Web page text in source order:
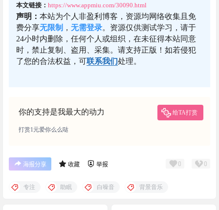
本文链接： https://www.appmiu.com/30090.html
声明： 本站为个人非盈利博客，资源均网络收集且免
费分享无限制 ， 无需登录。资源仅供测试学习，请于
24小时内删除，任何个人或组织，在未征得本站同意
时，禁止复制、盗用、采集。请支持正版！如若侵犯
了您的合法权益，可联系我们处理。
你的支持是我最大的动力 给TA打赏
打赏1元爱你么么哒
海报分享 收藏 举报 0 0
专注 助眠 白噪音 背景音乐